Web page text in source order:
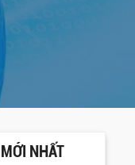
NHẤT